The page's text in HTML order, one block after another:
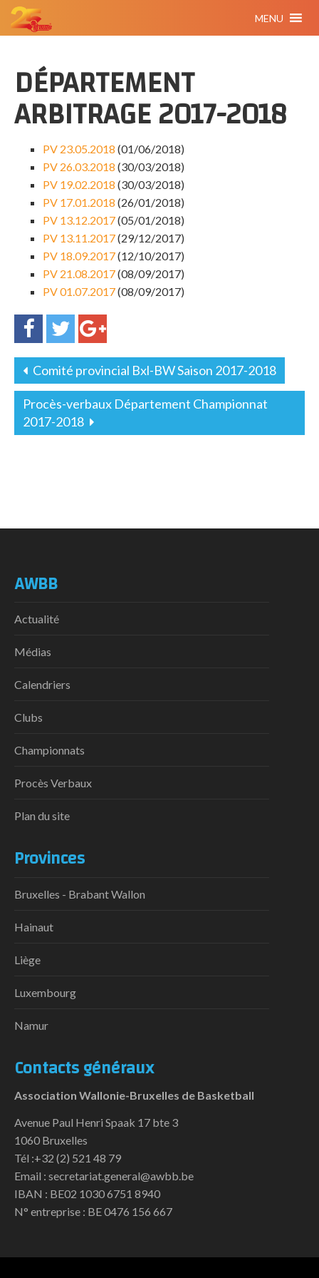
MENU
DÉPARTEMENT
ARBITRAGE 2017-2018
PV 23.05.2018 (01/06/2018)
PV 26.03.2018 (30/03/2018)
PV 19.02.2018 (30/03/2018)
PV 17.01.2018 (26/01/2018)
PV 13.12.2017(05/01/2018)
PV 13.11.2017(29/12/2017)
PV 18.09.2017(12/10/2017)
PV 21.08.2017(08/09/2017)
PV 01.07.2017(08/09/2017)
Comité provincial Bxl-BW Saison 2017-2018
Procès-verbaux Département Championnat
2017-2018
AWBB
Actualité
Médias
Calendriers
Clubs
Championnats
Procès Verbaux
Plan du site
Provinces
Bruxelles - Brabant Wallon
Hainaut
Liège
Luxembourg
Namur
Contacts généraux
Association Wallonie-Bruxelles de Basketball
Avenue Paul Henri Spaak 17 bte 3
1060 Bruxelles
Tél :+32 (2) 521 48 79
Email : secretariat.general@awbb.be
IBAN : BE02 1030 6751 8940
N° entreprise : BE 0476 156 667